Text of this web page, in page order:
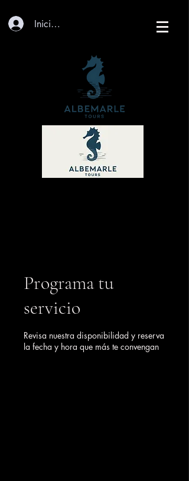
Iniciar sesión
Programa tu
servicio
Revisa nuestra disponibilidad y reserva
la fecha y hora que más te convengan